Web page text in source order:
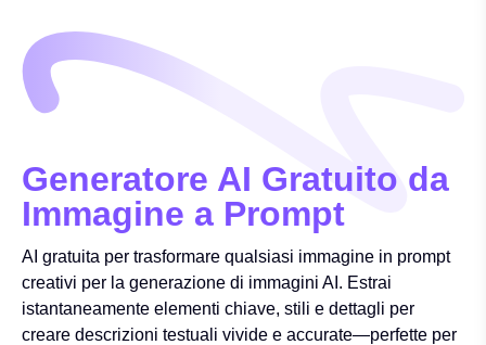
Generatore AI Gratuito da
Immagine a Prompt
AI gratuita per trasformare qualsiasi immagine in prompt
creativi per la generazione di immagini AI. Estrai
istantaneamente elementi chiave, stili e dettagli per
creare descrizioni testuali vivide e accurate—perfette per